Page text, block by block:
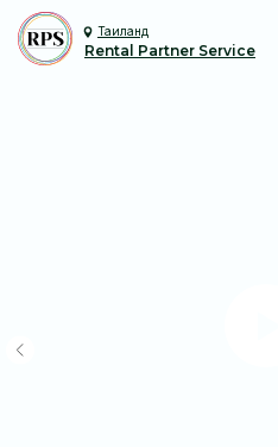
Таиланд
Rental Partner Service